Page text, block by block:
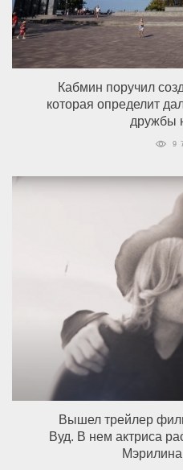
Кабмин поручил
которая определит
дружбы
9
Вышел трейлер
Вуд. В нем актриса